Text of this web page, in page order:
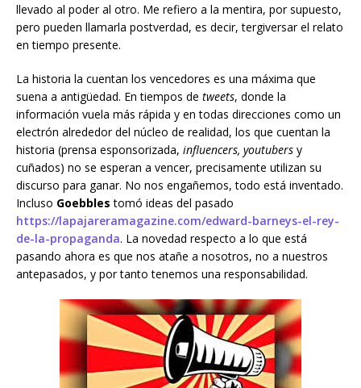
llevado al poder al otro. Me refiero a la mentira, por supuesto,
pero pueden llamarla postverdad, es decir, tergiversar el relato
en tiempo presente.
La historia la cuentan los vencedores es una máxima que
suena a antigüedad. En tiempos de tweets, donde la
información vuela más rápida y en todas direcciones como un
electrón alrededor del núcleo de realidad, los que cuentan la
historia (prensa esponsorizada, influencers, youtubers y
cuñados) no se esperan a vencer, precisamente utilizan su
discurso para ganar. No nos engañemos, todo está inventado.
Incluso Goebbles tomó ideas del pasado
https://lapajareramagazine.com/edward-barneys-el-rey-
de-la-propaganda. La novedad respecto a lo que está
pasando ahora es que nos atañe a nosotros, no a nuestros
antepasados, y por tanto tenemos una responsabilidad.